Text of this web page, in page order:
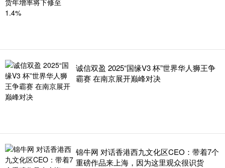
诚信双盈 2025“国缘V3 杯”世界华人狮王争
霸赛 在南京展开巅峰对决
锦牛网 对话香港西九文化区CEO：带着7个
重磅作品来上海，因为这里观众很识货